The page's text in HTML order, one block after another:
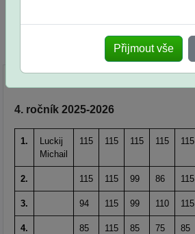
Síň slávy
Přijmout vše
4. ročník 2025-2026
1.
Luckij
Michail
115 115 115 115 115
2. 115 115 99 86 115
3. 94 115 99 110 115
4. 85 115 85 75 85